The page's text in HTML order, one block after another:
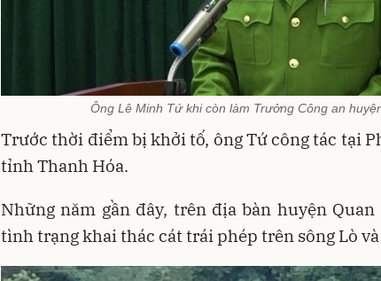
Ông Lê Minh Tứ khi còn làm Trưởng Công an
Trước thời điểm bị khởi tố, ông Tứ công tác tại
tỉnh Thanh Hóa.
Những năm gần đây, trên địa bàn huyện
tình trạng khai thác cát trái phép trên sông Lò